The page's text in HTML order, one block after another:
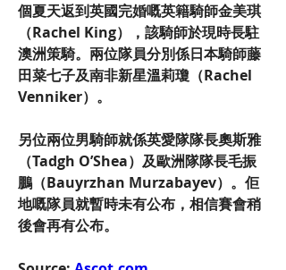
個夏天返到英國完婚嘅英籍騎師金美琪
（Rachel King），該騎師於現時長駐
澳洲策騎。兩位隊員分別係日本騎師藤
田菜七子及南非新星溫莉瓊（Rachel
Venniker）。
另位兩位男騎師就係英愛隊隊長奧斯雅
（Tadgh O’Shea）及歐洲隊隊長毛振
鵬（Bauyrzhan Murzabayev）。佢
地嘅隊員就暫時未有公布，相信賽會稍
後會再有公布。